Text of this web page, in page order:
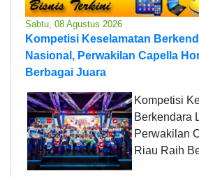
Sabtu, 08 Agustus 2026
Kompetisi Keselamatan
Nasional, Perwakilan Capella
Berbagai Juara
Kompetisi
Berkendara
Perwakilan
Riau Raih